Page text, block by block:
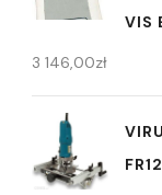
VIS
3 146,00zł